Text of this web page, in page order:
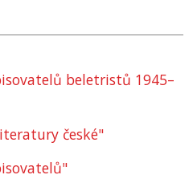
beletristů 1945–
české"